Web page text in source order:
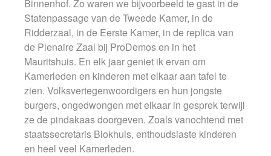
Binnenhof. Zo waren we bijvoorbeeld te gast in de
Statenpassage van de Tweede Kamer, in de
Ridderzaal, in de Eerste Kamer, in de replica van
de Plenaire Zaal bij ProDemos en in het
Mauritshuis. En elk jaar geniet ik ervan om
Kamerleden en kinderen met elkaar aan tafel te
zien. Volksvertegenwoordigers en hun jongste
burgers, ongedwongen met elkaar in gesprek terwijl
ze de pindakaas doorgeven. Zoals vanochtend met
staatssecretaris Blokhuis, enthoudsiaste kinderen
en heel veel Kamerleden.